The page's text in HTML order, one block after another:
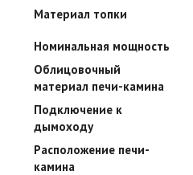
Материал топки
Номинальная мощность
Облицовочный
материал печи-камина
Подключение к
дымоходу
Расположение печи-
камина